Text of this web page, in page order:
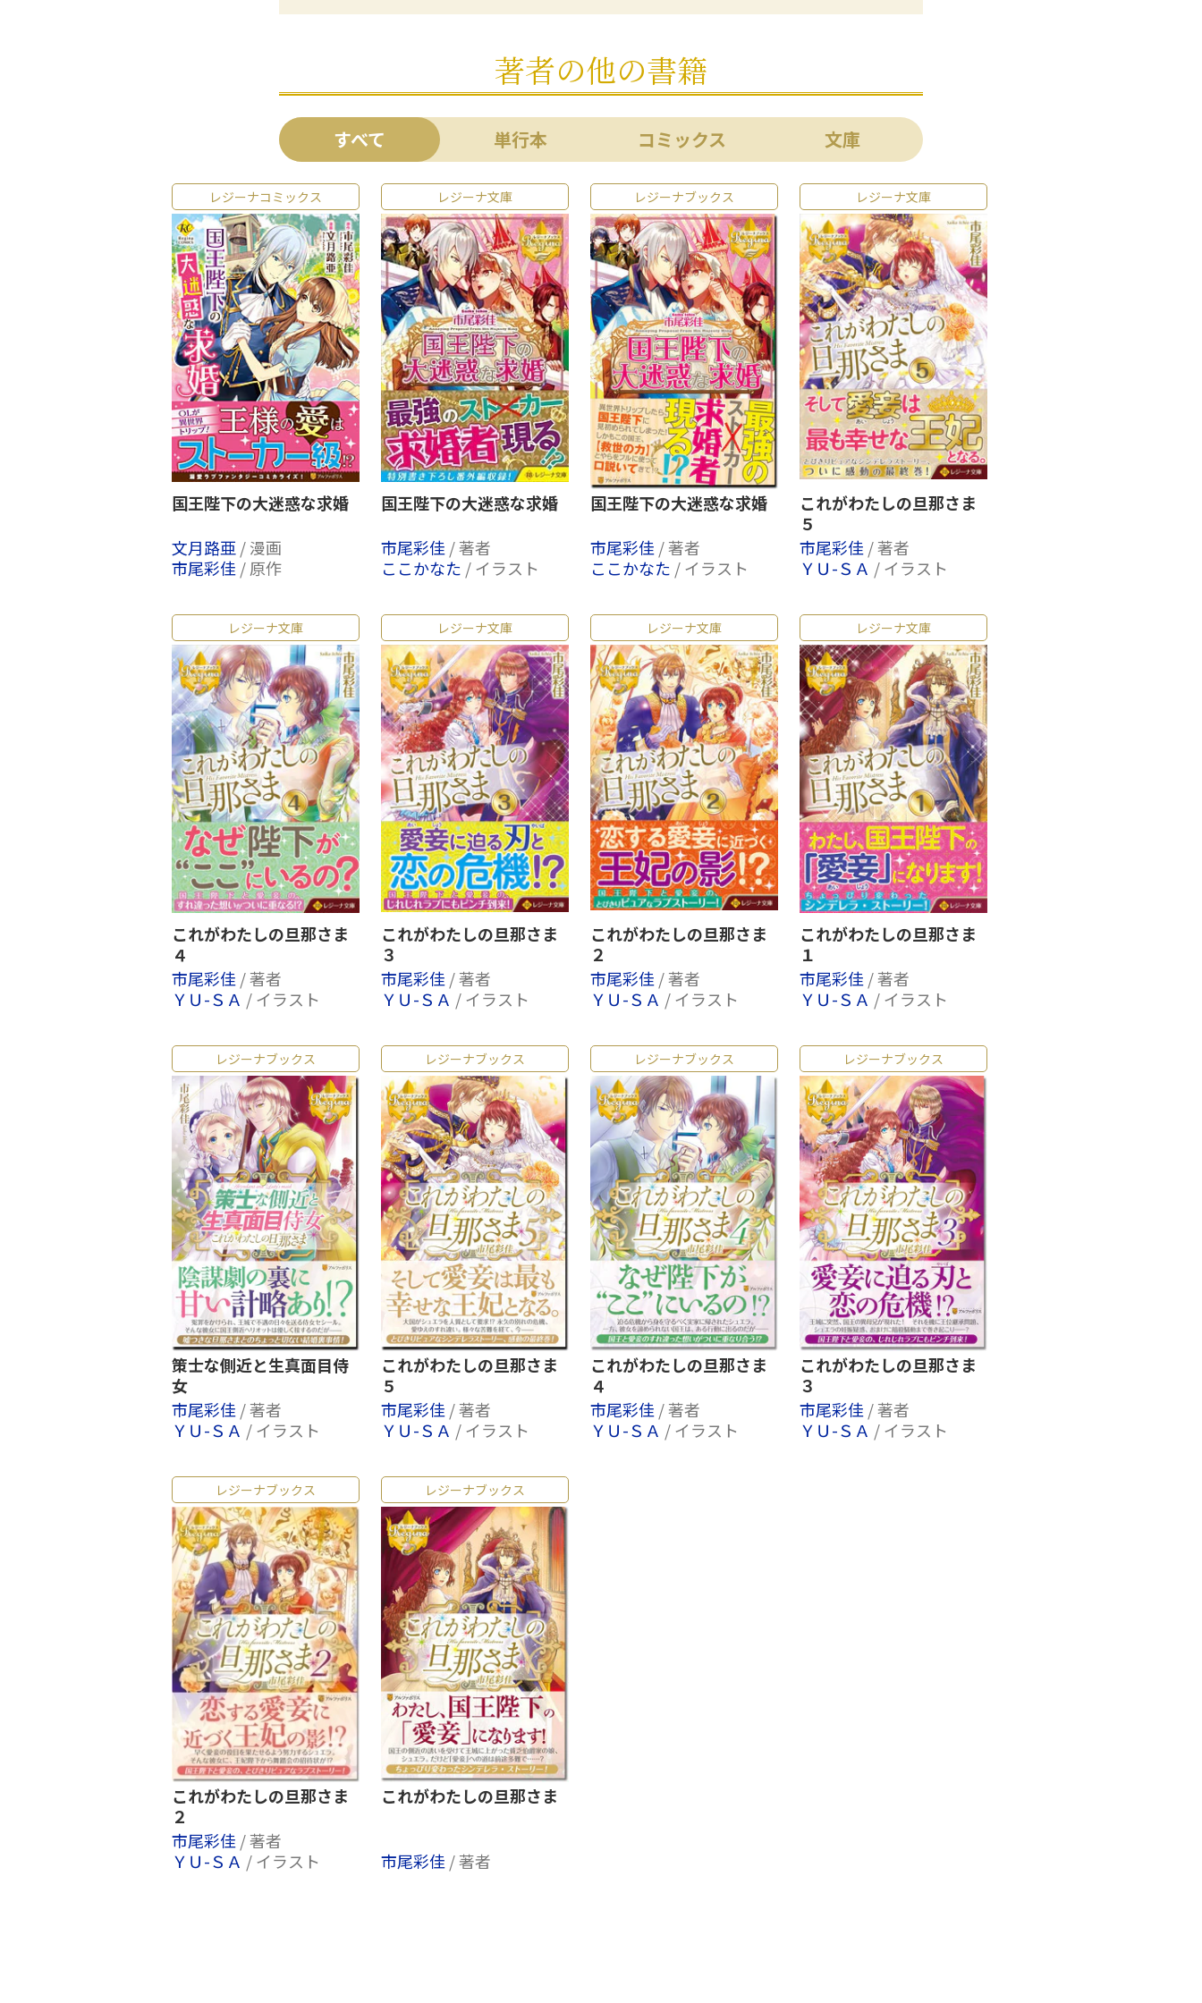
著者の他の書籍
すべて 単行本 コミックス 文庫
レジーナコミックス
国王陛下の大迷惑な求婚
文月路亜 / 漫画
市尾彩佳 / 原作
レジーナ文庫
国王陛下の大迷惑な求婚
市尾彩佳 / 著者
ここかなた / イラスト
レジーナブックス
国王陛下の大迷惑な求婚
市尾彩佳 / 著者
ここかなた / イラスト
レジーナ文庫
これがわたしの旦那さま
５
市尾彩佳 / 著者
ＹＵ-ＳＡ / イラスト
レジーナ文庫
これがわたしの旦那さま
４
市尾彩佳 / 著者
ＹＵ-ＳＡ / イラスト
レジーナ文庫
これがわたしの旦那さま
３
市尾彩佳 / 著者
ＹＵ-ＳＡ / イラスト
レジーナ文庫
これがわたしの旦那さま
２
市尾彩佳 / 著者
ＹＵ-ＳＡ / イラスト
レジーナ文庫
これがわたしの旦那さま
１
市尾彩佳 / 著者
ＹＵ-ＳＡ / イラスト
レジーナブックス
策士な側近と生真面目侍
女
市尾彩佳 / 著者
ＹＵ-ＳＡ / イラスト
レジーナブックス
これがわたしの旦那さま
５
市尾彩佳 / 著者
ＹＵ-ＳＡ / イラスト
レジーナブックス
これがわたしの旦那さま
４
市尾彩佳 / 著者
ＹＵ-ＳＡ / イラスト
レジーナブックス
これがわたしの旦那さま
３
市尾彩佳 / 著者
ＹＵ-ＳＡ / イラスト
レジーナブックス
これがわたしの旦那さま
２
市尾彩佳 / 著者
ＹＵ-ＳＡ / イラスト
レジーナブックス
これがわたしの旦那さま
市尾彩佳 / 著者